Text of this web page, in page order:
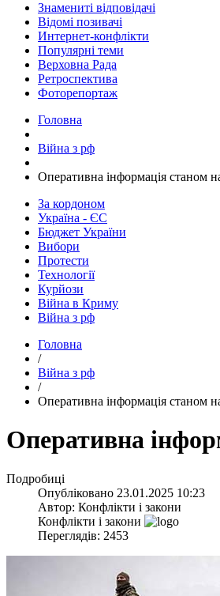
Знамениті відповідачі
Відомі позивачі
Интернет-конфлікти
Популярні теми
Верховна Рада
Ретроспектива
Фоторепортаж
Головна
Війна з рф
​Оперативна інформація станом
За кордоном
Україна - ЄС
Бюджет України
Вибори
Протести
Технології
Курйози
Війна в Криму
Війна з рф
Головна
/
Війна з рф
/
​Оперативна інформація станом
​Оперативна
Подробиці
Опубліковано 23.01.2025 10:23
Автор: Конфлікти і закони
Конфлікти і закони
Переглядів: 2453